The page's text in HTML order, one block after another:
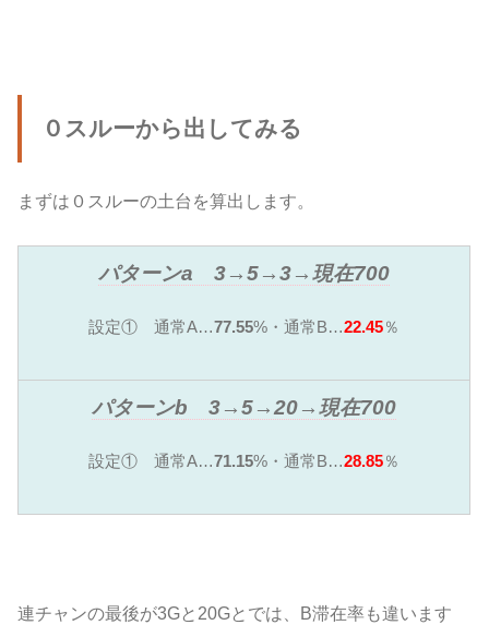
０スルーから出してみる
まずは０スルーの土台を算出します。
パターンa 3→5→3→現在700
設定① 通常A…77.55%・通常B…22.45％
パターンb 3→5→20→現在700
設定① 通常A…71.15%・通常B…28.85％
連チャンの最後が3Gと20Gとでは、B滞在率も違います